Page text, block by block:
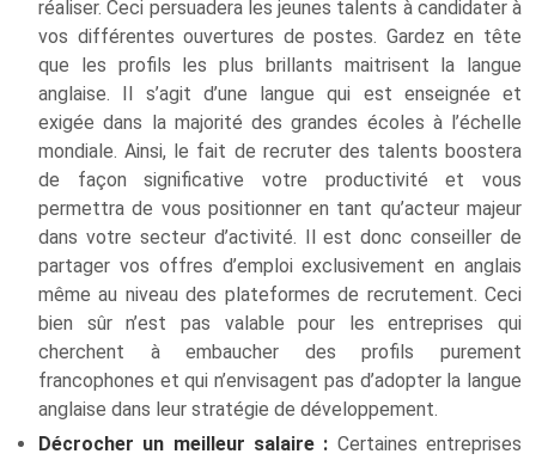
réaliser. Ceci persuadera les jeunes talents à candidater à
vos différentes ouvertures de postes. Gardez en tête
que les profils les plus brillants maitrisent la langue
anglaise. Il s’agit d’une langue qui est enseignée et
exigée dans la majorité des grandes écoles à l’échelle
mondiale. Ainsi, le fait de recruter des talents boostera
de façon significative votre productivité et vous
permettra de vous positionner en tant qu’acteur majeur
dans votre secteur d’activité. Il est donc conseiller de
partager vos offres d’emploi exclusivement en anglais
même au niveau des plateformes de recrutement. Ceci
bien sûr n’est pas valable pour les entreprises qui
cherchent à embaucher des profils purement
francophones et qui n’envisagent pas d’adopter la langue
anglaise dans leur stratégie de développement.
Décrocher un meilleur salaire : Certaines entreprises